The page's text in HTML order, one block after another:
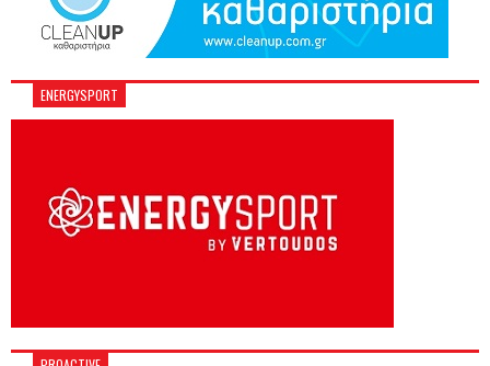
ENERGYSPORT